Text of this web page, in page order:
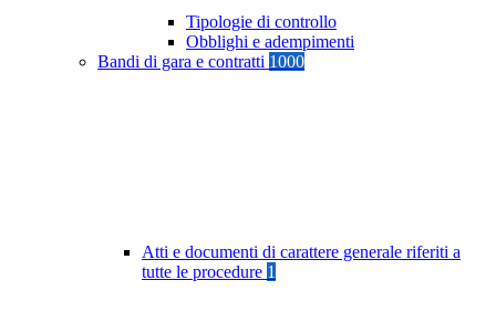
Tipologie di controllo
Obblighi e adempimenti
Bandi di gara e contratti 1000
Atti e documenti di carattere generale riferiti a
tutte le procedure 1